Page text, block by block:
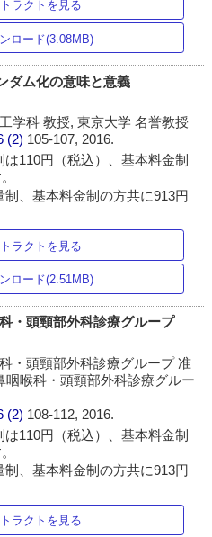
ラクトを見る
ロード(3.08MB)
ダム化の意味と意義
学科 教授, 東京大学 名誉教授
(2) 105-107, 2016.
110円（税込）、基本料金制
、基本料金制の方共に913円
ラクトを見る
ロード(2.51MB)
・頭頸部外科診療グループ
・頭頸部外科診療グループ 准
喉科・頭頸部外科診療グルー
(2) 108-112, 2016.
110円（税込）、基本料金制
、基本料金制の方共に913円
ラクトを見る